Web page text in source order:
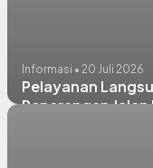
Informasi • 20 Juli 2026
Pelayanan
Penerangan Jalan